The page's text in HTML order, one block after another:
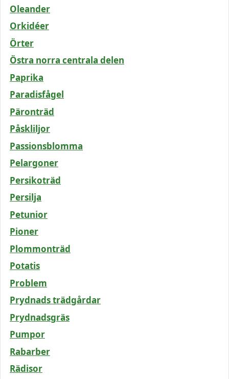
Oleander
Orkidéer
Örter
Östra norra centrala delen
Paprika
Paradisfågel
Päronträd
Påskliljor
Passionsblomma
Pelargoner
Persikoträd
Persilja
Petunior
Pioner
Plommonträd
Potatis
Problem
Prydnads trädgårdar
Prydnadsgräs
Pumpor
Rabarber
Rädisor